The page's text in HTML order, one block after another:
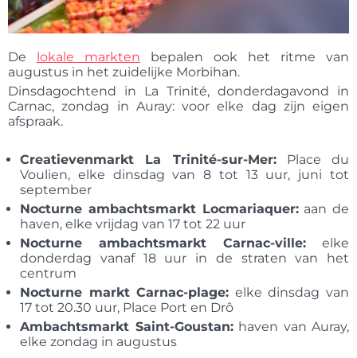
De lokale markten bepalen ook het ritme van
augustus in het zuidelijke Morbihan.
Dinsdagochtend in La Trinité, donderdagavond in
Carnac, zondag in Auray: voor elke dag zijn eigen
afspraak.
Creatievenmarkt La Trinité-sur-Mer:Place du
Voulien, elke dinsdag van 8 tot 13 uur, juni tot
september
Nocturne ambachtsmarkt Locmariaquer:aan de
haven, elke vrijdag van 17 tot 22 uur
Nocturne ambachtsmarkt Carnac-ville: elke
donderdag vanaf 18 uur in de straten van het
centrum
Nocturne markt Carnac-plage: elke dinsdag van
17 tot 20.30 uur, Place Port en Drô
Ambachtsmarkt Saint-Goustan:haven van Auray,
elke zondag in augustus